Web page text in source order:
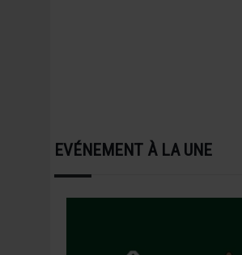
EVÉNEMENT À LA UNE